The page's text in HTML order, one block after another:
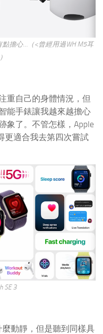
擔心…（<曾經用過WH M5耳
重自己的身體情況，但
能手錶讓我越來越擔心
象了。不管怎樣，Apple
更適合我去第四次嘗試
SE 3
動靜，但是聽到同樣具